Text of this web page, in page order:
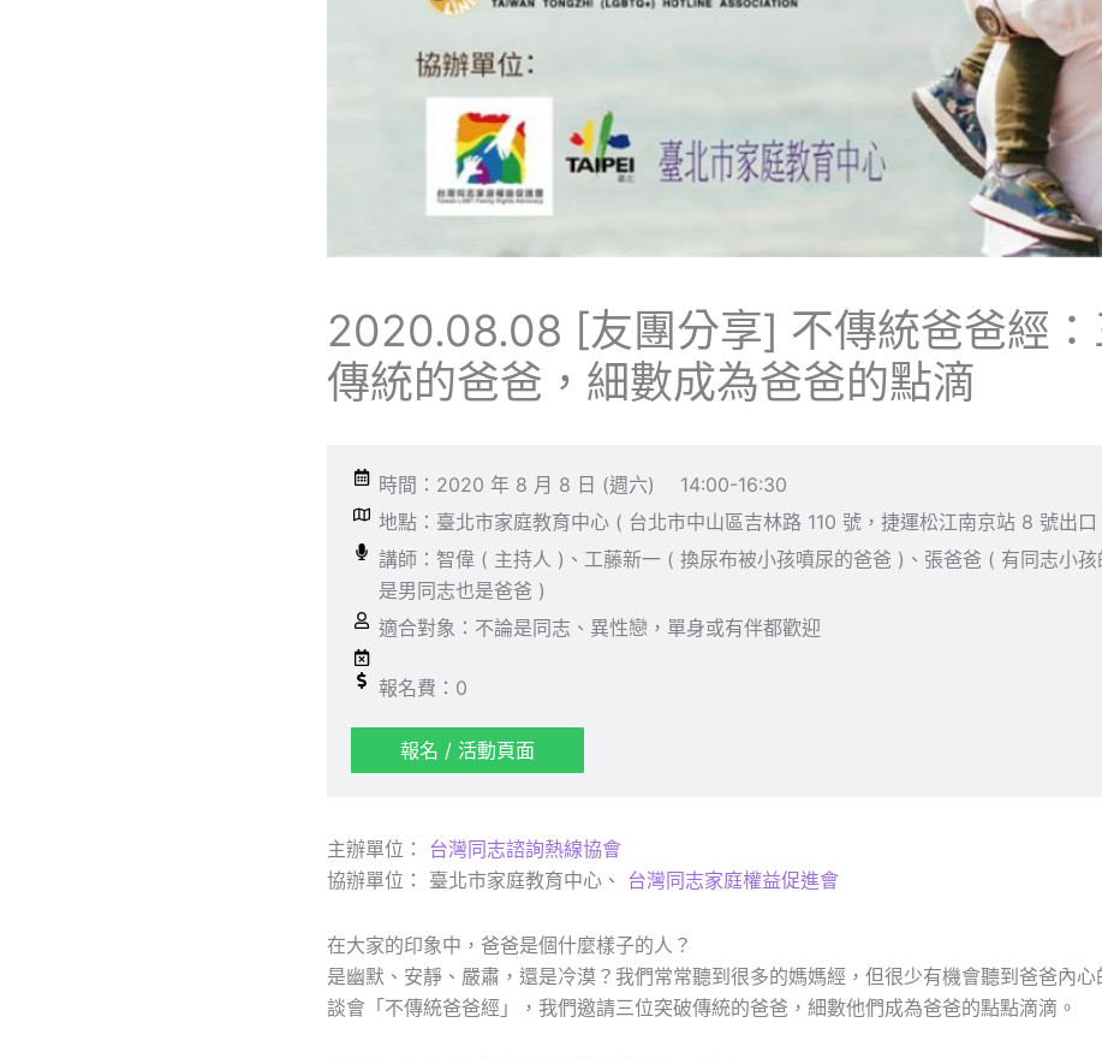
2020.08.08 [友團分享] 不傳統爸爸經：
傳統的爸爸，細數成為爸爸的點滴
時間：2020 年 8 月 8 日 (週六) 14:00-16:30
地點：臺北市家庭教育中心 ( 台北市中山區吉林路 110 號，捷運松江南京站 8 號出口
講師：智偉 ( 主持人 )、工藤新一 ( 換尿布被小孩噴尿的爸爸 )、張爸爸 ( 有同志小
是男同志也是爸爸 )
適合對象：不論是同志、異性戀，單身或有伴都歡迎
報名費：0
報名 / 活動頁面
主辦單位： 台灣同志諮詢熱線協會
協辦單位： 臺北市家庭教育中心、 台灣同志家庭權益促進會
在大家的印象中，爸爸是個什麼樣子的人？
是幽默、安靜、嚴肅，還是冷漠？我們常常聽到很多的媽媽經，但很少有機會聽到爸爸內
談會「不傳統爸爸經」，我們邀請三位突破傳統的爸爸，細數他們成為爸爸的點點滴滴。